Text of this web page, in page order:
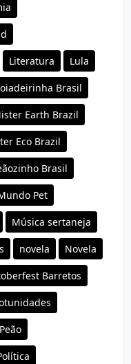
Literatura Lula
Brasil
Earth Brazil
Eco Brazil
Brasil
Pet
Música sertaneja
novela Novela
Barretos